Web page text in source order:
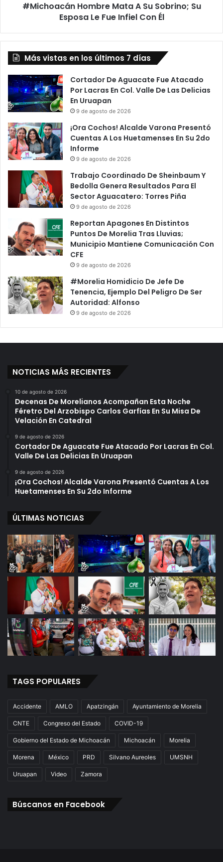
#Michoacán Hombre Mata A Su Sobrino; Su
Esposa Le Fue Infiel Con Él
Más vistas en los últimos 7 días
Cortador De Aguacate Fue Atacado
Por Lacras En Col. Valle De Las Delicias
En Uruapan
9 de agosto de 2026
¡Ora Cochos! Alcalde Varona Presentó
Cuentas A Los Huetamenses En Su 2do
Informe
9 de agosto de 2026
Trabajo Coordinado De Sheinbaum Y
Bedolla Genera Resultados Para El
Sector Aguacatero: Torres Piña
9 de agosto de 2026
Reportan Apagones En Distintos
Puntos De Morelia Tras Lluvias;
Municipio Mantiene Comunicación Con
CFE
9 de agosto de 2026
#Morelia Homidicio De Jefe De
Tenencia, Ejemplo Del Peligro De Ser
Autoridad: Alfonso
9 de agosto de 2026
NOTICIAS MÁS RECIENTES
10 de agosto de 2026
Decenas De Morelianos Acompañan Esta Noche
Féretro Del Arzobispo Carlos Garfías En Su Misa De
Velación En Catedral
9 de agosto de 2026
Cortador De Aguacate Fue Atacado Por Lacras En Col.
Valle De Las Delicias En Uruapan
9 de agosto de 2026
¡Ora Cochos! Alcalde Varona Presentó Cuentas A Los
Huetamenses En Su 2do Informe
ÚLTIMAS NOTICIAS
TAGS POPULARES
Accidente AMLO Apatzingán Ayuntamiento de Morelia
CNTE Congreso del Estado COVID-19
Gobierno del Estado de Michoacán Michoacán Morelia
Morena México PRD Silvano Aureoles UMSNH
Uruapan Video Zamora
Búscanos en Facebook